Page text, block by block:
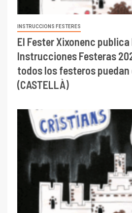
INSTRUCCIONS FESTERES
El Fester Xixonenc
Instrucciones Festeras
todos los festeros
(CASTELLÀ)